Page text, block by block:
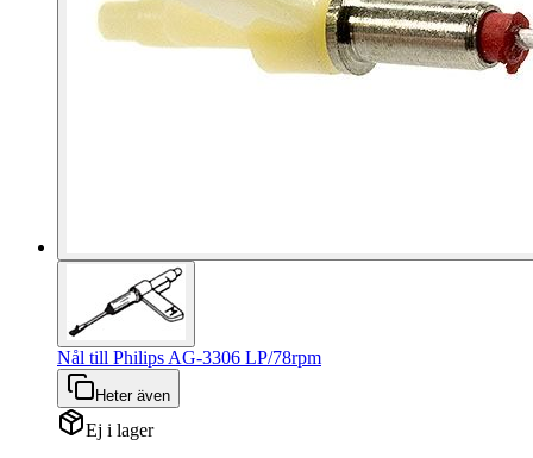
Nål till Philips AG-3306 LP/78rpm
Heter även
Ej i lager